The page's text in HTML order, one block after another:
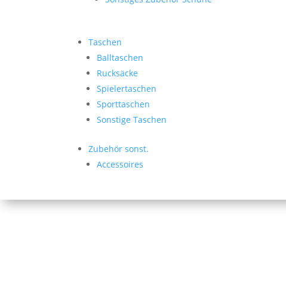
Taschen
Balltaschen
Rucksäcke
Spielertaschen
Sporttaschen
Sonstige Taschen
Zubehör sonst.
Accessoires